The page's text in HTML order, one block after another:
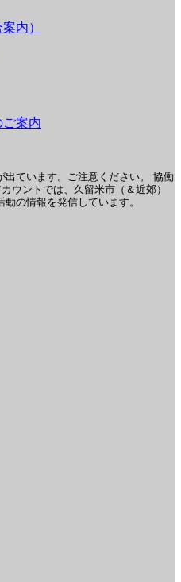
内）
案内
出ています。ご注意ください。
協働
カウントでは、久留米市（＆近郊）
の情報を発信しています。